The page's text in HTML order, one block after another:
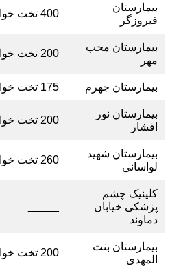
بیمارستان
فیروزگر
400 تخت خوابی
بیمارستان محب
مهر
200 تخت خوابی
بیمارستان جهرم 175 تخت خوابی
بیمارستان نور
افشار
200 تخت خوابی
بیمارستان شهید
لواسانی
260 تخت خوابی
کلینیک چشم
پزشکی خیابان
دماوند
بیمارستان بنت
المهدی
200 تخت خوابی